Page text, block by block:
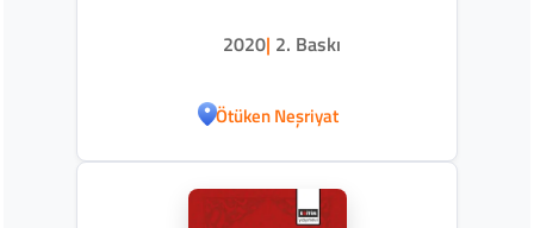
2020| 2. Baskı
Ötüken Neşriyat